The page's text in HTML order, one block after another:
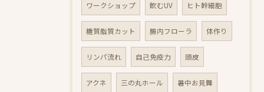
ワークショップ 飲むUV ヒト幹細胞
糖質脂質カット 腸内フローラ 体作り
リンパ流れ 自己免疫力 頭皮
アクネ 三の丸ホール 暑中お見舞